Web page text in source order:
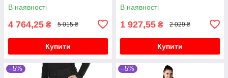
В наявності
4 764,25 ₴ 5 015 ₴
Купити
В наявності
1 927,55 ₴ 2 029 ₴
Купити
–5% –5%